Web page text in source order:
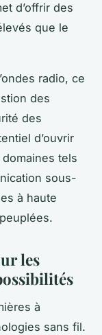
d’offrir des
que le
radio, ce
des
des
d’ouvrir
tels
sous-
à haute
les
à
sans fil.